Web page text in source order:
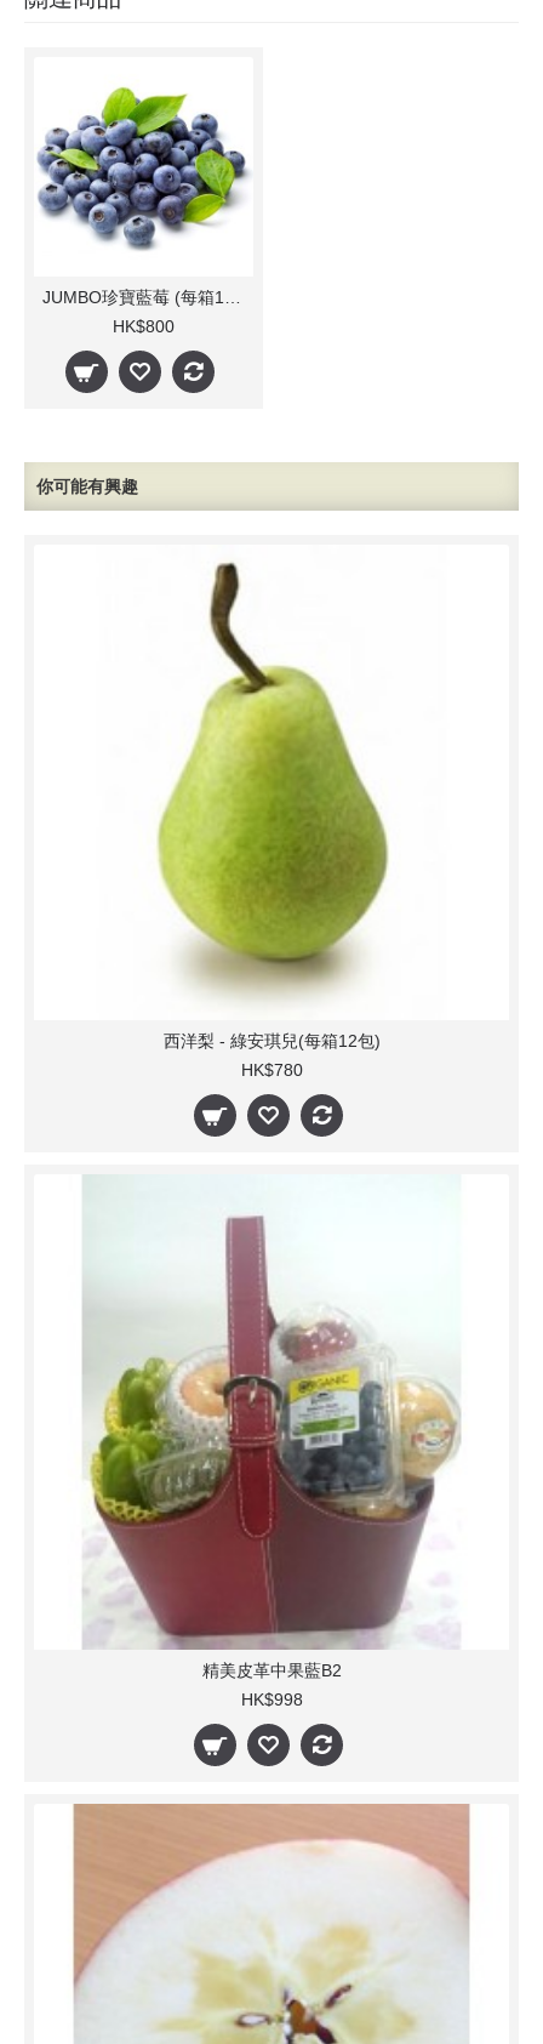
HK$800
你可能有興趣
西洋梨 - 綠安琪兒(每箱12包)
HK$780
精美皮革中果藍B2
HK$998